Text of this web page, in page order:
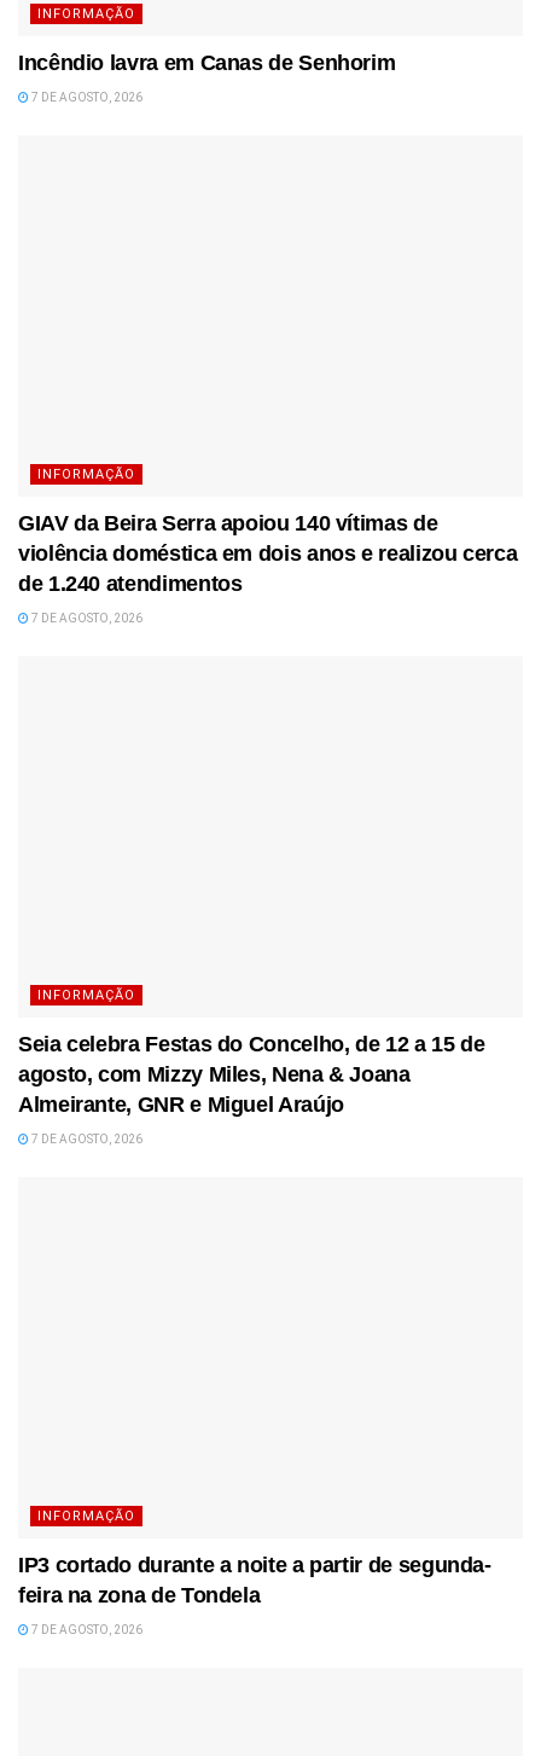
INFORMAÇÃO
Incêndio lavra em Canas de Senhorim
7 DE AGOSTO, 2026
INFORMAÇÃO
GIAV da Beira Serra apoiou 140 vítimas de
violência doméstica em dois anos e realizou cerca
de 1.240 atendimentos
7 DE AGOSTO, 2026
INFORMAÇÃO
Seia celebra Festas do Concelho, de 12 a 15 de
agosto, com Mizzy Miles, Nena & Joana
Almeirante, GNR e Miguel Araújo
7 DE AGOSTO, 2026
INFORMAÇÃO
IP3 cortado durante a noite a partir de segunda-
feira na zona de Tondela
7 DE AGOSTO, 2026